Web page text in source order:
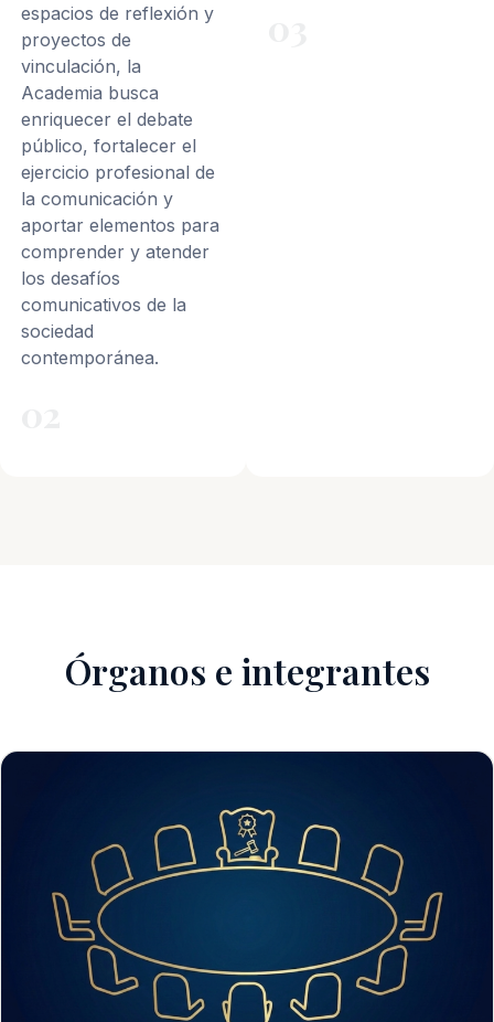
espacios de reflexión y
proyectos de
vinculación, la
Academia busca
enriquecer el debate
público, fortalecer el
ejercicio profesional de
la comunicación y
aportar elementos para
comprender y atender
los desafíos
comunicativos de la
sociedad
contemporánea.
Órganos e integrantes